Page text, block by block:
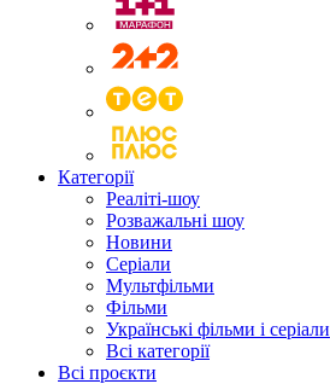
Категорії
Реаліті-шоу
Розважальні шоу
Новини
Серіали
Мультфільми
Фільми
Українські фільми і серіали
Всі категорії
Всі проєкти